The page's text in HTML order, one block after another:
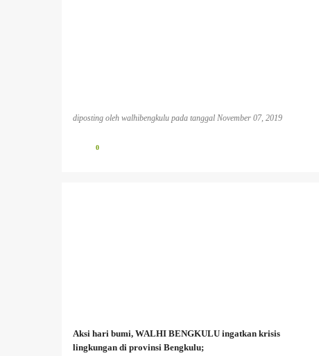
diposting oleh walhibengkulu pada tanggal November 07, 2019
0
Aksi hari bumi, WALHI BENGKULU ingatkan krisis
lingkungan di provinsi Bengkulu;